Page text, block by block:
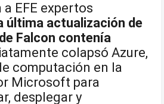
EFE expertos
última actualización de
Falcon contenía
colapsó Azure,
computación en la
Microsoft para
desplegar y